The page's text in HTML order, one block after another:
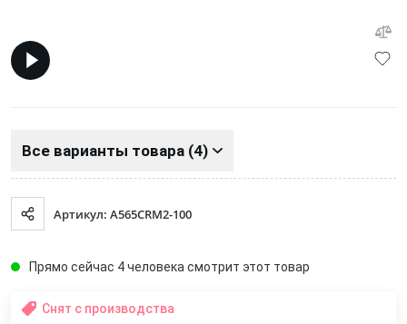
Все варианты товара (4)
Артикул: A565CRM2-100
Прямо сейчас 4 человека смотрит этот товар
Снят с производства